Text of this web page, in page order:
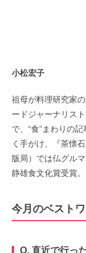
小松宏子
祖母が料理研究家
ードジャーナリス
で、“食”まわりの
く手がけ、『茶懐
版局）では仏グル
静雄食文化賞受賞
今月のベスト
Q. 直近で行っ